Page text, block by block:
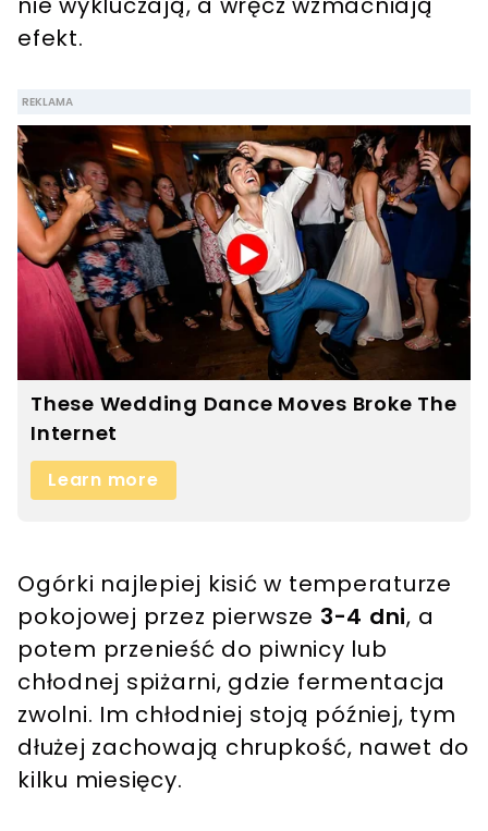
efekt.
Ogórki najlepiej kisić w temperaturze
pokojowej przez pierwsze 3-4 dni, a
potem przenieść do piwnicy lub
chłodnej spiżarni, gdzie fermentacja
zwolni. Im chłodniej stoją później, tym
dłużej zachowają chrupkość, nawet do
kilku miesięcy.